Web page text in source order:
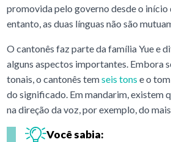
promovida pelo governo desde o início
entanto, as duas línguas não são
O cantonês faz parte da família Yue e
alguns aspectos importantes. Embora
tonais, o cantonês temseis tons e o
do significado. Em mandarim, existem
na direção da voz, por exemplo, do
Você sabia: